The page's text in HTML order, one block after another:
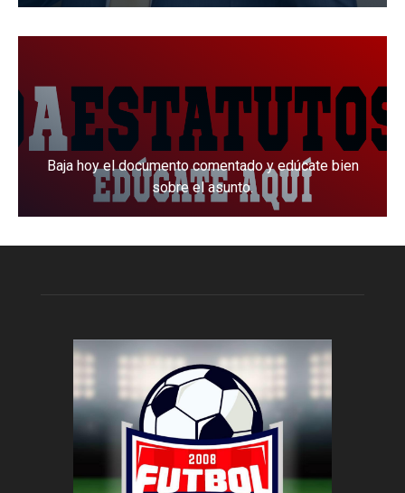
Baja hoy el documento comentado y edúcate bien
sobre el asunto.